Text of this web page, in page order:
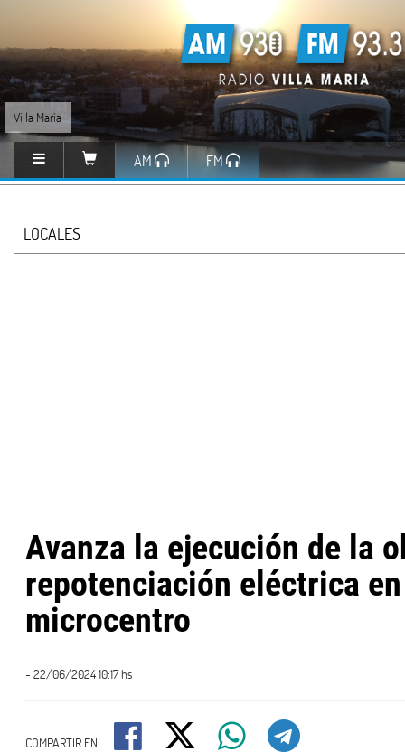
Villa María
AM FM
LOCALES
Avanza la ejecución de la
repotenciación eléctrica
microcentro
- 22/06/2024 10:17 hs
COMPARTIR EN: